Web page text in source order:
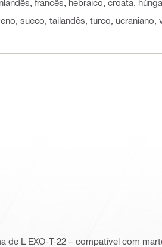
francês, hebraico, croata,
sueco, tailandês, turco, ucraniano,
de L EXO-T-22 – compatível com